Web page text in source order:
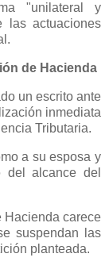
"unilateral y
las actuaciones
de Hacienda
un escrito ante
inmediata
Tributaria.
a su esposa y
del alcance del
Hacienda carece
suspendan las
planteada.